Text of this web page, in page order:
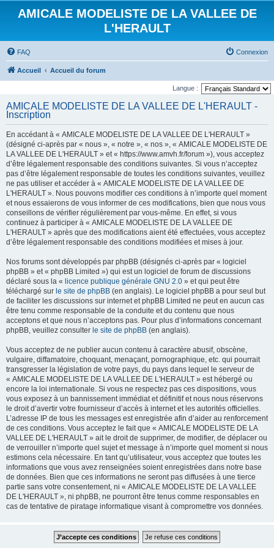
AMICALE MODELISTE DE LA VALLEE DE
L'HERAULT
FAQ Connexion
Accueil Accueil du forum
Langue :
AMICALE MODELISTE DE LA VALLEE DE L'HERAULT -
Inscription
En accédant à « AMICALE MODELISTE DE LA VALLEE DE L'HERAULT »
(désigné ci-après par « nous », « notre », « nos », « AMICALE MODELISTE DE
LA VALLEE DE L'HERAULT » et « https://www.amvh.fr/forum »), vous acceptez
d’être légalement responsable des conditions suivantes. Si vous n’acceptez
pas d’être légalement responsable de toutes les conditions suivantes, veuillez
ne pas utiliser et accéder à « AMICALE MODELISTE DE LA VALLEE DE
L'HERAULT ». Nous pouvons modifier ces conditions à n’importe quel moment
et nous essaierons de vous informer de ces modifications, bien que nous vous
conseillons de vérifier régulièrement par vous-même. En effet, si vous
continuez à participer à « AMICALE MODELISTE DE LA VALLEE DE
L'HERAULT » après que des modifications aient été effectuées, vous acceptez
d’être légalement responsable des conditions modifiées et mises à jour.
Nos forums sont développés par phpBB (désignés ci-après par « logiciel
phpBB » et « phpBB Limited ») qui est un logiciel de forum de discussions
déclaré sous la « licence publique générale GNU 2.0 » et qui peut être
téléchargé sur le site de phpBB (en anglais). Le logiciel phpBB a pour seul but
de faciliter les discussions sur internet et phpBB Limited ne peut en aucun cas
être tenu comme responsable de la conduite et du contenu que nous
acceptons et que nous n’acceptons pas. Pour plus d’informations concernant
phpBB, veuillez consulter le site de phpBB (en anglais).
Vous acceptez de ne publier aucun contenu à caractère abusif, obscène,
vulgaire, diffamatoire, choquant, menaçant, pornographique, etc. qui pourrait
transgresser la législation de votre pays, du pays dans lequel le serveur de
« AMICALE MODELISTE DE LA VALLEE DE L'HERAULT » est hébergé ou
encore la loi internationale. Si vous ne respectez pas ces dispositions, vous
vous exposez à un bannissement immédiat et définitif et nous nous réservons
le droit d’avertir votre fournisseur d’accès à internet et les autorités officielles.
L’adresse IP de tous les messages est enregistrée afin d’aider au renforcement
de ces conditions. Vous acceptez le fait que « AMICALE MODELISTE DE LA
VALLEE DE L'HERAULT » ait le droit de supprimer, de modifier, de déplacer ou
de verrouiller n’importe quel sujet et message à n’importe quel moment si nous
estimons cela nécessaire. En tant qu’utilisateur, vous acceptez que toutes les
informations que vous avez renseignées soient enregistrées dans notre base
de données. Bien que ces informations ne seront pas diffusées à une tierce
partie sans votre consentement, ni « AMICALE MODELISTE DE LA VALLEE
DE L'HERAULT », ni phpBB, ne pourront être tenus comme responsables en
cas de tentative de piratage informatique visant à compromettre vos données.